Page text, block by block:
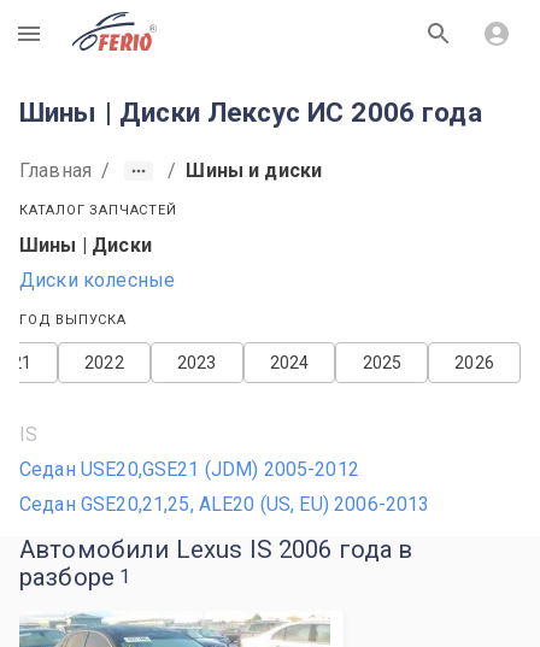
R
Шины | Диски Лексус ИС 2006 года
Главная / / Шины и диски
КАТАЛОГ ЗАПЧАСТЕЙ
Шины | Диски
Диски колесные
ГОД ВЫПУСКА
2026
2025
2024
2023
2022
IS
Седан USE20,GSE21 (JDM) 2005-2012
Седан GSE20,21,25, ALE20 (US, EU) 2006-2013
Автомобили Lexus IS 2006 года в
разборе 1